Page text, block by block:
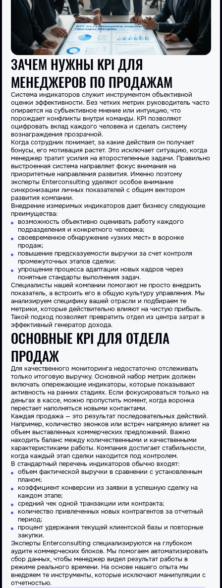
ЗАЧЕМ НУЖНЫ KPI ДЛЯ
МЕНЕДЖЕРОВ ПО ПРОДАЖАМ
Система индикаторов служит инструментом объективной
оценки эффективности. Без четких метрик руководитель часто
опирается на субъективное мнение или интуицию, что
порождает конфликты внутри команды. KPI позволяют
оцифровать вклад каждого человека и сделать систему
вознаграждения прозрачной.
Когда сотрудник понимает, за какие действия он получает
бонусы, его мотивация растет. Это исключает ситуацию, когда
менеджер тратит усилия на второстепенные задачи. Правильно
выстроенная система направляет фокус внимания на
приоритетные направления развития. Именно поэтому
эксперты Enterconsulting уделяют особое внимание
синхронизации личных показателей с общим вектором
развития компании.
Внедрение измеримых индикаторов дает бизнесу следующие
преимущества:
возможность объективнооценивать работу каждого
подразделения и конкретного человека;
своевременное обнаружение «узких мест» в воронке
продаж;
повышение предсказуемости выручки за счет контроля
промежуточных этапов сделки;
упрощение процесса адаптации новых кадров через
понятные стандарты выполнения задач.
Специалисты нашей компании помогают не просто внедрить
показатель, а встроить его в общую культуру управления. Мы
анализируем специфику вашей отрасли и подбираем те
метрики, которые действительно влияют на чистую прибыль.
Такой подход позволяет превратить отдел из центра затрат в
эффективный генератор дохода.
ОСНОВНЫЕ KPI ДЛЯ ОТДЕЛА
ПРОДАЖ
Для качественного мониторинга недостаточно отслеживать
только итоговую выручку. Основной набор метрик должен
включать опережающие индикаторы, которые показывают
активность на ранних стадиях. Если фокусироваться только на
деньгах в кассе, можно пропустить момент, когда воронка
перестает наполняться новыми контактами.
Каждая продажа — это результат последовательных действий.
Например, количество звонков или встреч напрямую влияет на
объем выставленных коммерческих предложений. Важно
находить баланс между количественными и качественными
характеристиками работы. Компания достигает стабильности,
когда каждый этап сделки находится под контролем.
В стандартный перечень индикаторов обычно входят:
объем фактической выручки в сравнении с установленным
планом;
коэффициент конверсии из заявки в успешную сделку на
каждом этапе;
средний чек одной транзакции или контракта;
количество привлеченных новых контрагентов за отчетный
период;
процент удержания текущей клиентской базы и повторные
закупки.
Эксперты Enterconsulting специализируются на глубоком
аудите коммерческих блоков. Мы помогаем автоматизировать
сбор данных, чтобы менеджер видел результат работы в
режиме реального времени. На основе нашего опыта мы
внедряем те инструменты, которые исключают манипуляции с
отчетностью.